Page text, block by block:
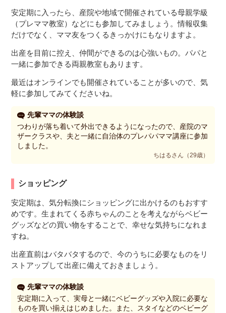
安定期に入ったら、産院や地域で開催されている母親学級
（プレママ教室）などにも参加してみましょう。情報収集
だけでなく、ママ友をつくるきっかけにもなりますよ。
出産を目前に控え、仲間ができるのは心強いもの。パパと
一緒に参加できる両親教室もあります。
最近はオンラインでも開催されていることが多いので、気
軽に参加してみてくださいね。
先輩ママの体験談
つわりが落ち着いて外出できるようになったので、産院のマ
ザークラスや、夫と一緒に自治体のプレパパママ講座に参加
しました。
ちはるさん（29歳）
ショッピング
安定期は、気分転換にショッピングに出かけるのもおすす
めです。生まれてくる赤ちゃんのことを考えながらベビー
グッズなどの買い物をすることで、幸せな気持ちになれま
すね。
出産直前はバタバタするので、今のうちに必要なものをリ
ストアップして出産に備えておきましょう。
先輩ママの体験談
安定期に入って、実母と一緒にベビーグッズや入院に必要な
ものを買い揃えはじめました。また、スタイなどのベビーグ